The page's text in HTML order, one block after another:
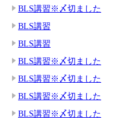
BLS講習※〆切ました
BLS講習
BLS講習
BLS講習※〆切ました
BLS講習※〆切ました
BLS講習※〆切ました
BLS講習※〆切ました